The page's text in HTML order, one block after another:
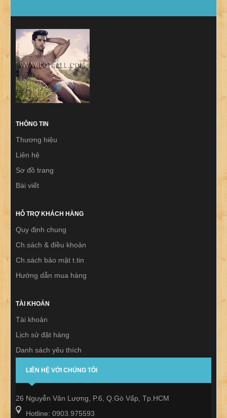
THÔNG TIN
Thương hiệu
Liên hệ
Sơ đồ trang
Bài viết
HỖ TRỢ KHÁCH HÀNG
Quy định chung
Ch.sách & điều khoản
Ch.sách bảo mật t.tin
Hướng dẫn mua hàng
TÀI KHOẢN
Tài khoản
Lịch sử đặt hàng
Danh sách yêu thích
Thư báo
LIÊN HỆ VỚI CHÚNG TÔI
26 Nguyễn Văn Lượng, P.6, Q.Gò Vấp, Tp.HCM
Hotline: 0903.975593